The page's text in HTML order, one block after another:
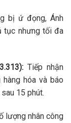
bị ứ đọng, Ánh
tục nhưng tối đa
Tiếp nhận
hóa và báo
15 phút.
lượng nhân công